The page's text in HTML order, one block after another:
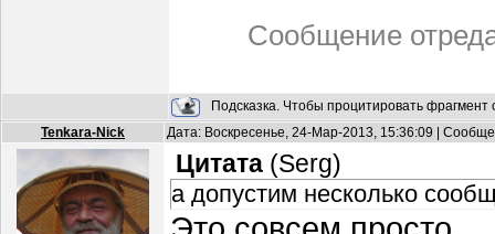
Сообщение
Подсказка. Чтобы процитировать
Tenkara-Nick
Дата: Воскресенье, 24-Мар-2013, 15:36:09 |
Цитата (Serg)
а допустим несколько